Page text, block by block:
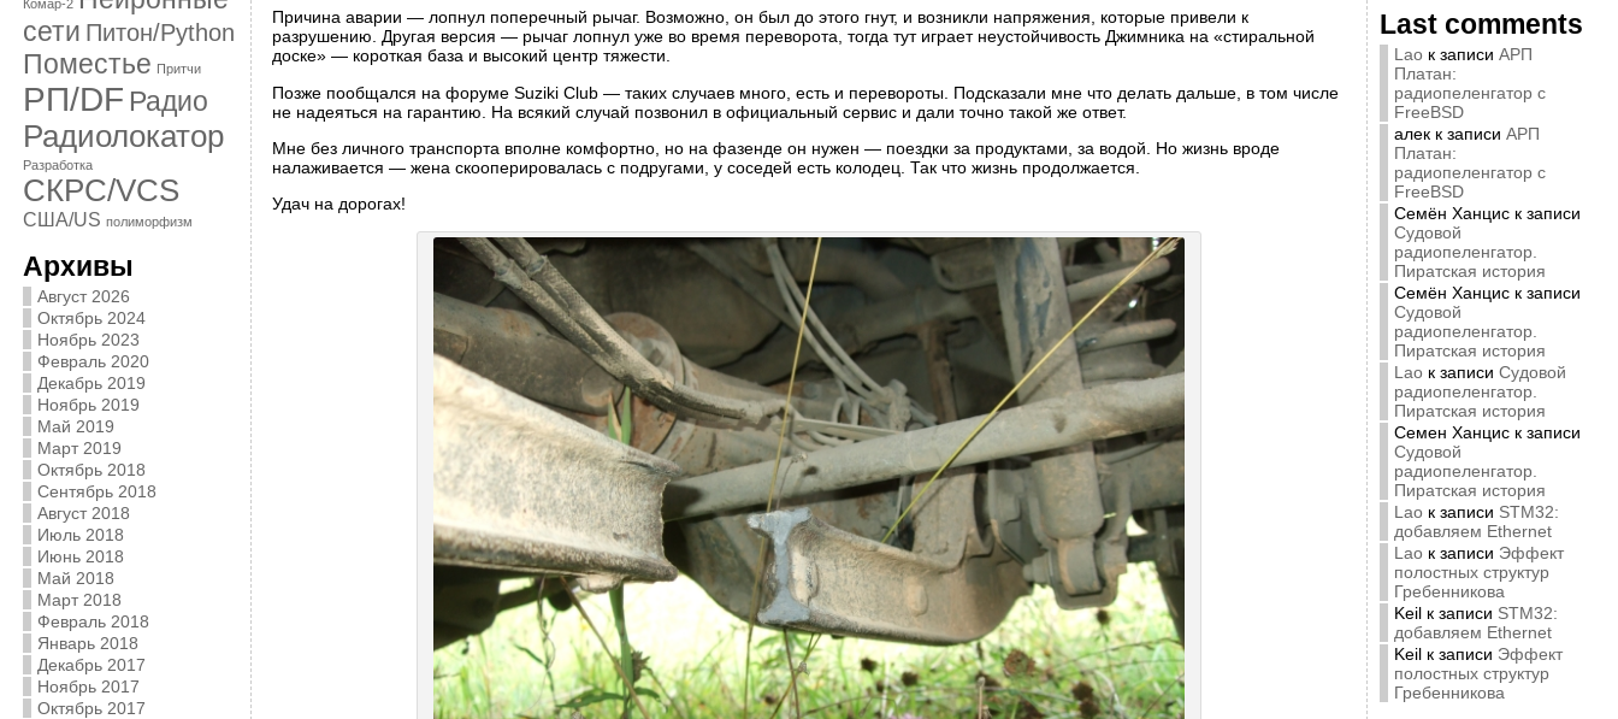
Комар-2
сети Питон/Python
Поместье Притчи
РП/DF Радио
Радиолокатор
Разработка
СКРС/VCS
США/US полиморфизм
Архивы
Август 2026
Октябрь 2024
Ноябрь 2023
Февраль 2020
Декабрь 2019
Ноябрь 2019
Май 2019
Март 2019
Октябрь 2018
Сентябрь 2018
Август 2018
Июль 2018
Июнь 2018
Май 2018
Март 2018
Февраль 2018
Январь 2018
Декабрь 2017
Ноябрь 2017
Октябрь 2017
Причина аварии — лопнул поперечный рычаг. Возможно, он был до этого гнут, и возникли напряжения, которые привели к
разрушению. Другая версия — рычаг лопнул уже во время переворота, тогда тут играет неустойчивость Джимника на «стиральной
доске» — короткая база и высокий центр тяжести.
Позже пообщался на форуме Suziki Club — таких случаев много, есть и перевороты. Подсказали мне что делать дальше, в том числе
не надеяться на гарантию. На всякий случай позвонил в официальный сервис и дали точно такой же ответ.
Мне без личного транспорта вполне комфортно, но на фазенде он нужен — поездки за продуктами, за водой. Но жизнь вроде
налаживается — жена скооперировалась с подругами, у соседей есть колодец. Так что жизнь продолжается.
Удач на дорогах!
Last comments
Laoк записи АРП
Платан:
радиопеленгатор с
FreeBSD
алекк записи АРП
Платан:
радиопеленгатор с
FreeBSD
Семён Ханциск записи
Судовой
радиопеленгатор.
Пиратская история
Семён Ханциск записи
Судовой
радиопеленгатор.
Пиратская история
Laoк записи Судовой
радиопеленгатор.
Пиратская история
Семен Ханциск записи
Судовой
радиопеленгатор.
Пиратская история
Laoк записи STM32:
добавляем Ethernet
Laoк записи Эффект
полостных структур
Гребенникова
Keilк записи STM32:
добавляем Ethernet
Keilк записи Эффект
полостных структур
Гребенникова